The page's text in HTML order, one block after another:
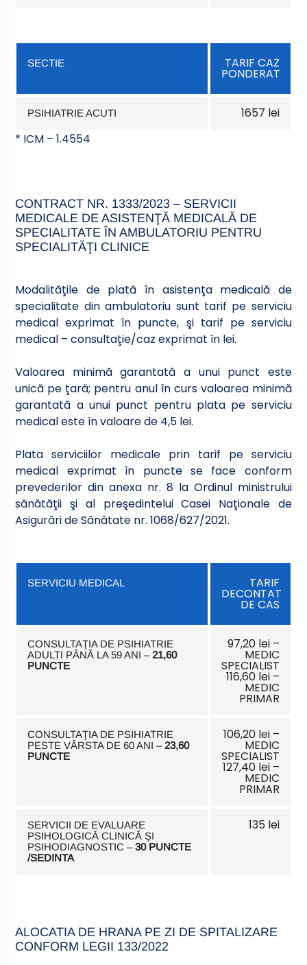
SECTIE TARIF CAZ
PONDERAT
PSIHIATRIE ACUTI
1657 lei
* ICM – 1.4554
CONTRACT NR. 1333/2023 – SERVICII
MEDICALE DE ASISTENŢĂ MEDICALĂ DE
SPECIALITATE ÎN AMBULATORIU PENTRU
SPECIALITĂŢI CLINICE
Modalităţile de plată în asistenţa medicală de
specialitate din ambulatoriu sunt tarif pe serviciu
medical exprimat în puncte, şi tarif pe serviciu
medical – consultaţie/caz exprimat în lei.
Valoarea minimă garantată a unui punct este
unică pe ţară; pentru anul în curs valoarea minimă
garantată a unui punct pentru plata pe serviciu
medical este în valoare de 4,5 lei.
Plata serviciilor medicale prin tarif pe serviciu
medical exprimat în puncte se face conform
prevederilor din anexa nr. 8 la Ordinul ministrului
sănătăţii şi al preşedintelui Casei Naţionale de
Asigurări de Sănătate nr. 1068/627/2021.
SERVICIU MEDICAL TARIF
DECONTAT
DE CAS
CONSULTAŢIA DE PSIHIATRIE
ADULTI PÂNĂ LA 59 ANI –21,60
PUNCTE
97,20 lei –
MEDIC
SPECIALIST
116,60 lei –
MEDIC
PRIMAR
CONSULTAŢIA DE PSIHIATRIE
PESTE VÂRSTA DE 60 ANI –23,60
PUNCTE
106,20 lei –
MEDIC
SPECIALIST
127,40 lei –
MEDIC
PRIMAR
SERVICII DE EVALUARE
PSIHOLOGICĂ CLINICĂ ŞI
PSIHODIAGNOSTIC –30 PUNCTE
/SEDINTA
135 lei
ALOCATIA DE HRANA PE ZI DE SPITALIZARE
CONFORM LEGII 133/2022